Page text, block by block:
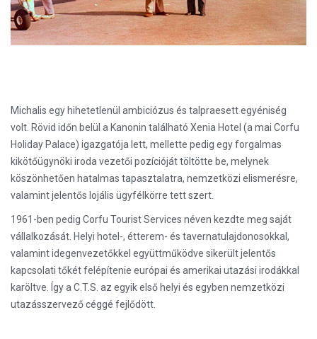
Michalis egy hihetetlenül ambiciózus és talpraesett egyéniség
volt. Rövid időn belül a Kanonin található Xenia Hotel (a mai Corfu
Holiday Palace) igazgatója lett, mellette pedig egy forgalmas
kikötőügynöki iroda vezetői pozícióját töltötte be, melynek
köszönhetően hatalmas tapasztalatra, nemzetközi elismerésre,
valamint jelentős lojális ügyfélkörre tett szert.
1961-ben pedig Corfu Tourist Services néven kezdte meg saját
vállalkozását. Helyi hotel-, étterem- és tavernatulajdonosokkal,
valamint idegenvezetőkkel együttműködve sikerült jelentős
kapcsolati tőkét felépítenie európai és amerikai utazási irodákkal
karöltve. Így a C.T.S. az egyik első helyi és egyben nemzetközi
utazásszervező céggé fejlődött.